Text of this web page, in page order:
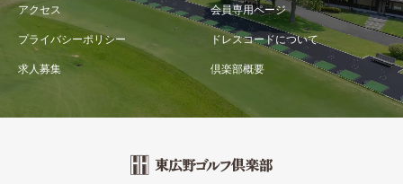
アクセス 会員専用ページ
プライバシーポリシー ドレスコードについて
求人募集 倶楽部概要